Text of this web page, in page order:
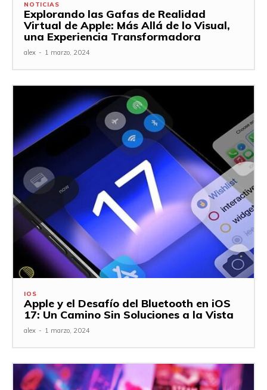
NOTICIAS
Explorando las Gafas de Realidad
Virtual de Apple: Más Allá de lo Visual,
una Experiencia Transformadora
alex - 1 marzo, 2024
IOS
Apple y el Desafío del Bluetooth en iOS
17: Un Camino Sin Soluciones a la Vista
alex - 1 marzo, 2024